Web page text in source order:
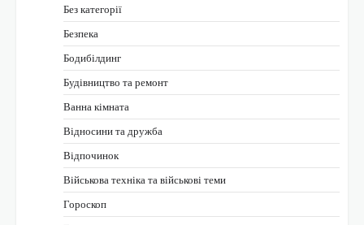
Без категорії
Безпека
Бодибілдинг
Будівництво та ремонт
Ванна кімната
Відносини та дружба
Відпочинок
Військова техніка та військові теми
Гороскоп